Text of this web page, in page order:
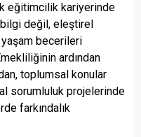
eğitimcilik kariyerinde
değil, eleştirel
yaşam becerileri
ardından
toplumsal konular
sorumluluk projelerinde
farkındalık